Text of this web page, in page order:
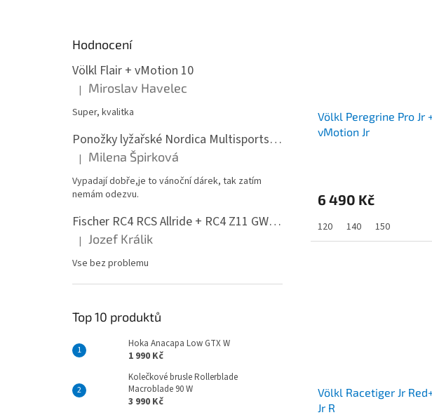
Hodnocení
Völkl Flair + vMotion 10
Hodnocení produktu je 5 z 5 hvězdiček.
| Miroslav Havelec
Super, kvalitka
Ponožky lyžařské Nordica Multisports Winter dvojbalení
Hodnocení produktu je 5 z 5 hvězdiček.
| Milena Špirková
Vypadají dobře,je to vánoční dárek, tak zatím
nemám odezvu.
Fischer RC4 RCS Allride + RC4 Z11 GW PR
Hodnocení produktu je 5 z 5 hvězdiček.
| Jozef Králik
Vse bez problemu
Top 10 produktů
Hoka Anacapa Low GTX W
1 990 Kč
Kolečkové brusle Rollerblade
Macroblade 90 W
3 990 Kč
Völkl Peregrine Pro Jr
vMotion Jr
6 490 Kč
120 140 150
Völkl Racetiger Jr
Jr R